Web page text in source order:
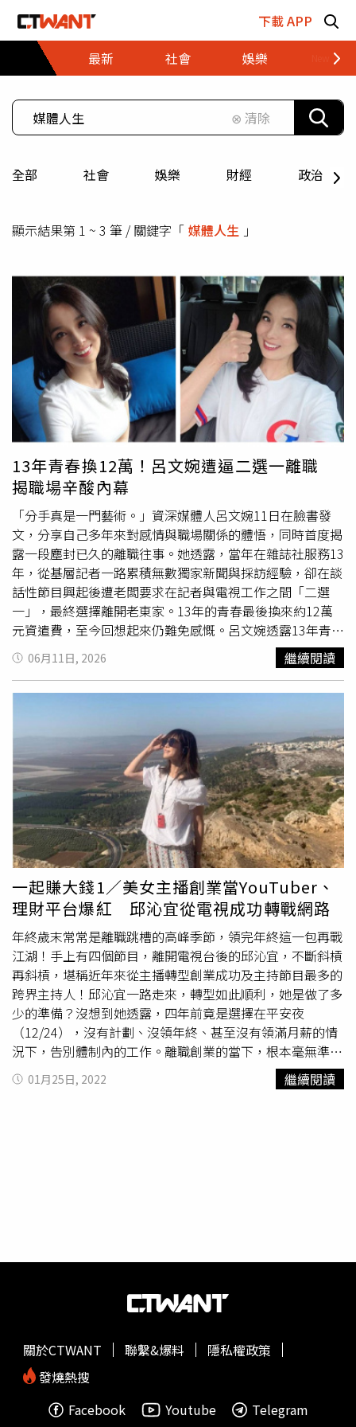
下載 APP
最新
社會 娛樂 財經
⊗ 清除
全部 社會 娛樂 財經 政治
顯示結果第 1 ~ 3 筆 / 關鍵字「 媒體人生 」
13年青春換12萬！呂文婉遭逼二選一離職
揭職場辛酸內幕
「分手真是一門藝術。」資深媒體人呂文婉11日在臉書發
文，分享自己多年來對感情與職場關係的體悟，同時首度揭
露一段塵封已久的離職往事。她透露，當年在雜誌社服務13
年，從基層記者一路累積無數獨家新聞與採訪經驗，卻在談
話性節目興起後遭老闆要求在記者與電視工作之間「二選
一」，最終選擇離開老東家。13年的青春最後換來約12萬
元資遣費，至今回想起來仍難免感慨。呂文婉透露13年青春
最後換來約12萬元資遣費，至今仍印象深刻。呂文婉表示，
不論是感情、友情或工作夥伴關係，開始其實不難，真正困
難的是如何好好結束。一個人的修養與格局，往往不是展現
此最後的體面與尊重。她回憶，談話性節目剛開始盛行時，
自己仍在雜誌社擔任記者，因工作關係經常接受電視採訪，
也陸續受邀上節目討論影劇與社會議題。由於多年跑新聞累
積豐富經驗，她認為除了做好記者本分外，也能透過電視平
台分享觀點，同時替服務的媒體增加曝光度，因此只要時間
允許，她幾乎都樂於參與。在她看來，這其實是一種雙贏局
面。然而隨著電視邀約愈來愈多，職場內部也開始出現雜
音。有人認為她同時擁有平面媒體與電視兩個舞台，也有人
私下向老闆反映，不應讓她同時擁有兩份收入，甚至質疑
「怎麼可以讓她兩邊都賺錢？」久而久之，這些聲音最終演
變成壓力。呂文婉透露，自己在雜誌社任職期間跑過許多獨
家新聞，也留下不少難忘採訪經歷。有時明明報導內容沒有
問題，卻因老闆下的標題過於犀利而捲入官司，而且類似情
況還不只發生一次。但她始終認為，既然領了薪水，完成工
作本來就是職責所在，因此從未特別抱怨，也沒有刻意居
功。直到某一天，老闆向她提出最後通牒。對方明確表示，
如果想繼續留在雜誌社，就不能再上電視；若想持續發展電
視工作，就必須離職。面對這道殘酷的選擇題，呂文婉坦言
自己沒有考慮太久，便決定離開待了13年的工作崗位，同時
離開那個逐漸讓自己身心俱疲的環境。談到離職當下，她坦
她對那段過往已沒有怨懟，反而多了一份感謝。更讓不少知
世時，她仍選擇親自前往送最後一程。她感嘆，人情留一
線，日後好相見，怨恨無法解決問題，反而會困住自己。對
修養的鏡子，也是一個人格局與高度最真實的展現。
06月11日, 2026 繼續閱讀
一起賺大錢1／美女主播創業當YouTuber、
理財平台爆紅 邱沁宜從電視成功轉戰網路
年終歲末常常是離職跳槽的高峰季節，領完年終這一包再戰
江湖！手上有四個節目，離開電視台後的邱沁宜，不斷斜槓
再斜槓，堪稱近年來從主播轉型創業成功及主持節目最多的
跨界主持人！邱沁宜一路走來，轉型如此順利，她是做了多
少的準備？沒想到她透露，四年前竟是選擇在平安夜
（12/24），沒有計劃、沒領年終、甚至沒有領滿月薪的情
況下，告別體制內的工作。離職創業的當下，根本毫無準
備，「過去努力的每一天就是在做準備了，勇敢展開信心之
旅，上帝為你準備的那扇窗就會一一打開。」如今每周一到
視台，從記者到成為知名女主播，壹電視財經台2010年創
持、製作、幕前幕後運籌管理，當時還曾壓力大到身體出狀
況住院一個禮拜。問她幹嘛這麼拼？「有時候越難走的路越
斷嘗試創新，一直是她工作跟成就的動力。三年後，壹電視
易主資源環境改變，邱沁宜重回主播台播報，讓喜歡做創新
這念頭在她腦中揮之不去。2017年，邱沁宜迎來人生的重
01月25日, 2022 繼續閱讀
關於CTWANT 聯繫&爆料
隱私權政策
發燒熱搜
Facebook
Youtube Telegram